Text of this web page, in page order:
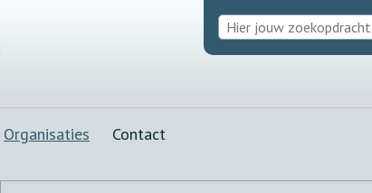
Organisaties Contact